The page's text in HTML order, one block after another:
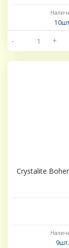
- +
Crystalite
9шт.